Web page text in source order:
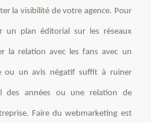
la visibilité de votre agence. Pour
un plan éditorial sur les réseaux
la relation avec les fans avec un
ou un avis négatif suffit à ruiner
des années ou une relation de
Faire du webmarketing est